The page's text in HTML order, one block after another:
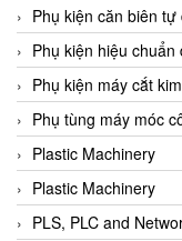
Benetech Vietnam
Bently Nevada
Bentone Vietnam
Bernstein Vietnam
Berthold
Bestech
Bestech
Phụ kiện căn biên tự
Phụ kiện hiệu chuẩn
Phụ kiện máy cắt
Phụ tùng máy móc
Plastic Machinery
Plastic Machinery
PLS, PLC and